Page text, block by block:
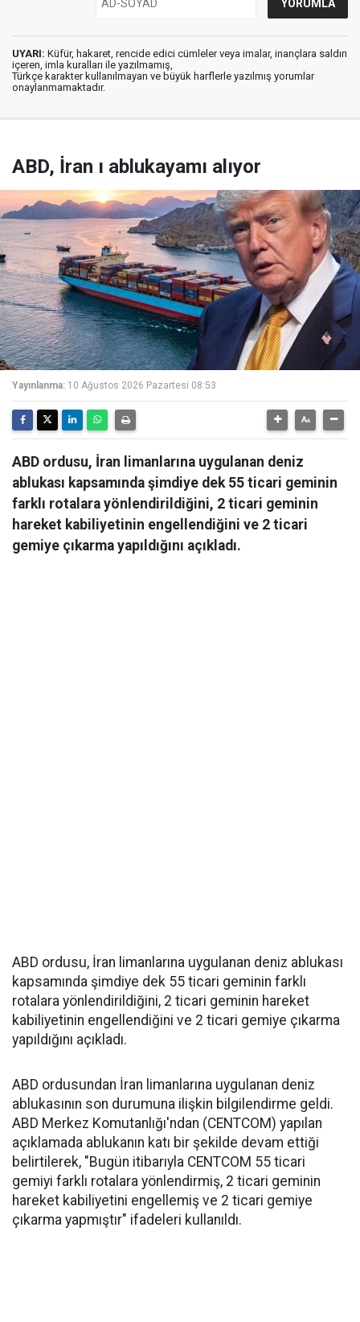
UYARI: Küfür, hakaret, rencide edici cümleler veya imalar, inançlara saldırı
içeren, imla kuralları ile yazılmamış,
Türkçe karakter kullanılmayan ve büyük harflerle yazılmış yorumlar
onaylanmamaktadır.
ABD, İran ı ablukayamı alıyor
Yayınlanma: 10 Ağustos 2026 Pazartesi 08:53
ABD ordusu, İran limanlarına uygulanan deniz
ablukası kapsamında şimdiye dek 55 ticari geminin
farklı rotalara yönlendirildiğini, 2 ticari geminin
hareket kabiliyetinin engellendiğini ve 2 ticari
gemiye çıkarma yapıldığını açıkladı.
ABD ordusu, İran limanlarına uygulanan deniz ablukası
kapsamında şimdiye dek 55 ticari geminin farklı
rotalara yönlendirildiğini, 2 ticari geminin hareket
kabiliyetinin engellendiğini ve 2 ticari gemiye çıkarma
yapıldığını açıkladı.
ABD ordusundan İran limanlarına uygulanan deniz
ablukasının son durumuna ilişkin bilgilendirme geldi.
ABD Merkez Komutanlığı'ndan (CENTCOM) yapılan
açıklamada ablukanın katı bir şekilde devam ettiği
belirtilerek, "Bugün itibarıyla CENTCOM 55 ticari
gemiyi farklı rotalara yönlendirmiş, 2 ticari geminin
hareket kabiliyetini engellemiş ve 2 ticari gemiye
çıkarma yapmıştır" ifadeleri kullanıldı.